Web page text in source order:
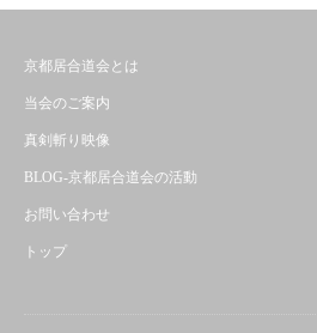
京都居合道会とは
当会のご案内
真剣斬り映像
BLOG-京都居合道会の活動
お問い合わせ
トップ